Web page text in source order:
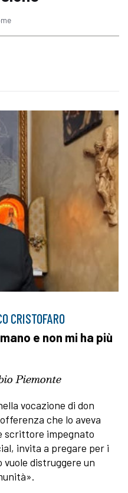
CRISTOFARO
e non mi ha più
Piemonte
vocazione di don
che lo aveva
scrittore impegnato
invita a pregare per i
distruggere un